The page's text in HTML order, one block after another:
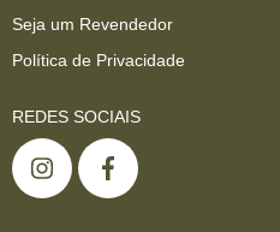
Seja um Revendedor
Política de Privacidade
REDES SOCIAIS